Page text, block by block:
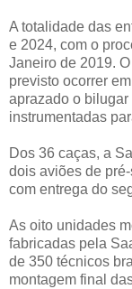
A totalidade das
e 2024, com o
Janeiro de 2019.
previsto ocorrer
aprazado o
instrumentadas
Dos 36 caças, a
dois aviões de
com entrega do
As oito unidades
fabricadas pela
de 350 técnicos
montagem final